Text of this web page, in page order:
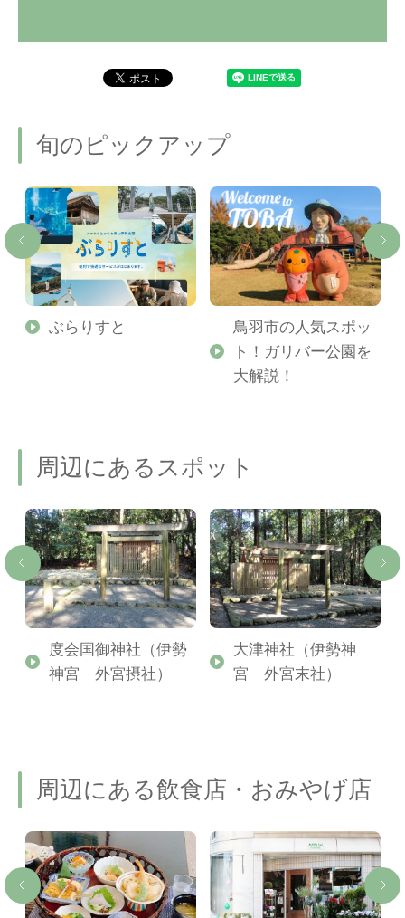
旬のピックアップ
ぶらりすと
鳥羽市の人気スポッ
ト！ガリバー公園を
大解説！
周辺にあるスポット
度会国御神社（伊勢
神宮 外宮摂社）
大津神社（伊勢神
宮 外宮末社）
周辺にある飲食店・おみやげ店